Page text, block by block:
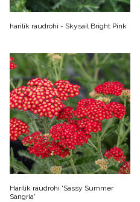
harilik raudrohi - Skysail Bright Pink
Harilik raudrohi 'Sassy Summer
Sangria'